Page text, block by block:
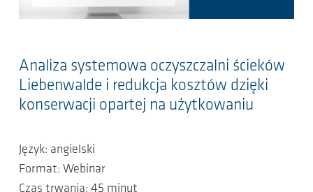
Analiza systemowa oczyszczalni ścieków
Liebenwalde i redukcja kosztów dzięki
konserwacji opartej na użytkowaniu
Język: angielski
Format: Webinar
Czas trwania: 45 minut